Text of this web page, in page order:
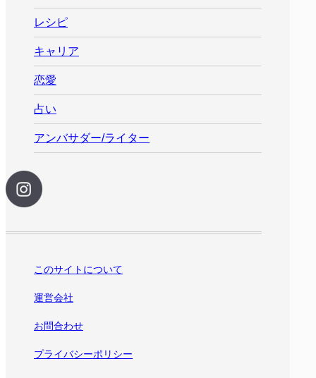
レシピ
キャリア
恋愛
占い
アンバサダー/ライター
このサイトについて
運営会社
お問合わせ
プライバシーポリシー